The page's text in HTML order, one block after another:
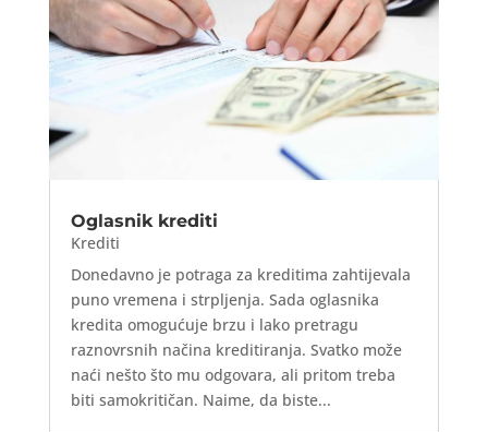
Oglasnik krediti
Krediti
Donedavno je potraga za kreditima zahtijevala
puno vremena i strpljenja. Sada oglasnika
kredita omogućuje brzu i lako pretragu
raznovrsnih načina kreditiranja. Svatko može
naći nešto što mu odgovara, ali pritom treba
biti samokritičan. Naime, da biste...